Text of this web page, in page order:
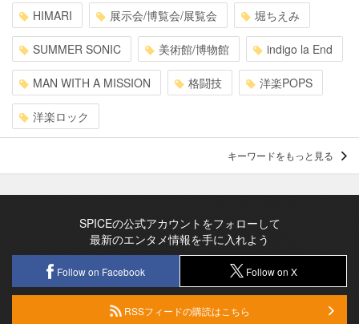
HIMARI 展示会/博覧会/展覧会 堀ちえみ
SUMMER SONIC 美術館/博物館 indigo la End
MAN WITH A MISSION 格闘技 洋楽POPS
洋楽ロック
キーワードをもっと見る
SPICEの公式アカウントをフォローして
最新のエンタメ情報を手に入れよう
Follow on Facebook Follow on X
RSSフィードの購読はこちら